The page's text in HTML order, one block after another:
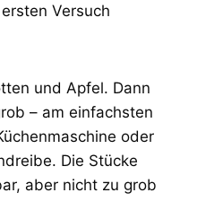
Versuch
und Apfel. Dann
– am einfachsten
oder
Die Stücke
aber nicht zu grob